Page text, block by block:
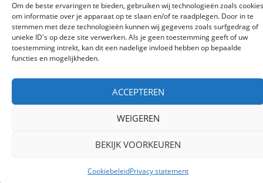
Om de beste ervaringen te bieden, gebruiken wij technologieën zoals cookies
om informatie over je apparaat op te slaan en/of te raadplegen. Door in te
stemmen met deze technologieën kunnen wij gegevens zoals surfgedrag of
unieke ID's op deze site verwerken. Als je geen toestemming geeft of uw
toestemming intrekt, kan dit een nadelige invloed hebben op bepaalde
functies en mogelijkheden.
ACCEPTEREN
WEIGEREN
BEKIJK VOORKEUREN
CookiebeleidPrivacy statement